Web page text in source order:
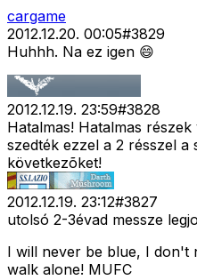
cargame
2012.12.20. 00:05#3829
Huhhh. Na ez igen 😄
2012.12.19. 23:59#3828
Hatalmas! Hatalmas
szedték ezzel a 2 résszel a
következõket!
2012.12.19. 23:12#3827
utolsó 2-3évad messze
I will never be blue, I don't
walk alone! MUFC